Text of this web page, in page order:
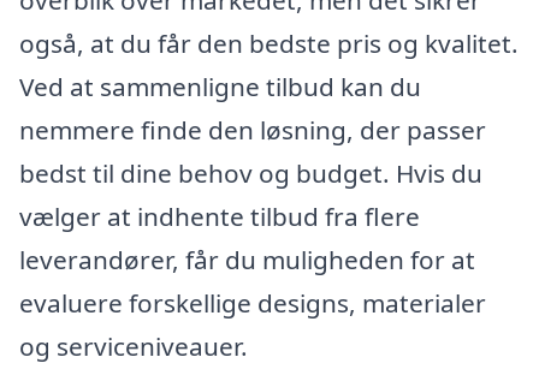
også, at du får den bedste pris og kvalitet.
Ved at sammenligne tilbud kan du
nemmere finde den løsning, der passer
bedst til dine behov og budget. Hvis du
vælger at indhente tilbud fra flere
leverandører, får du muligheden for at
evaluere forskellige designs, materialer
og serviceniveauer.